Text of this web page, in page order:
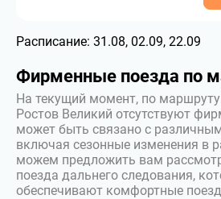
Расписание: 31.08, 02.09, 22.09
Фирменные поезда по
На текущий момент, по
Ростов Великий отсутствуют
может быть связано с
включая сезонные изменения в
можем предложить вам
поезда дальнего следования,
обеспечивают комфортные